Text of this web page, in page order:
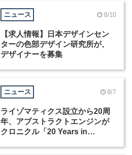
ニュース 8/10
【求人情報】日本デザインセン
ターの色部デザイン研究所が、
デザイナーを募集
ニュース 8/7
ライゾマティクス設立から20周
年、アブストラクトエンジンが
クロニクル「20 Years in